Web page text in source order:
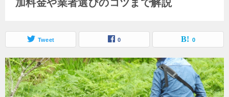
加料金や業者選びのコツまで解説
Tweet 0 0